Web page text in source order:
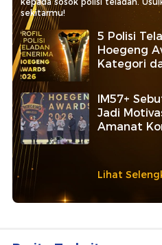
sekitarmu!
5 Polisi
Hoegeng
Kategori
IM57+
Jadi
Amanat
Lihat